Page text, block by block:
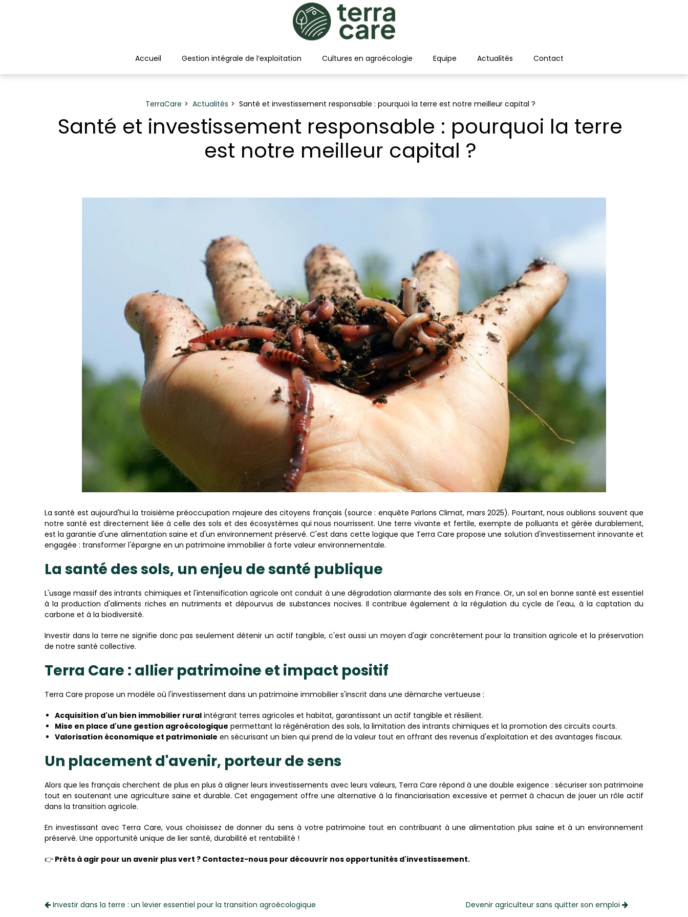
Accueil Gestion intégrale de l’exploitation Cultures en agroécologie Equipe Actualités Contact
TerraCare Actualités Santé et investissement responsable : pourquoi la terre est notre meilleur capital ?
Santé et investissement responsable : pourquoi la terre
est notre meilleur capital ?
La santé est aujourd'hui la troisième préoccupation majeure des citoyens français (source : enquête Parlons Climat, mars 2025). Pourtant, nous oublions souvent que
notre santé est directement liée à celle des sols et des écosystèmes qui nous nourrissent. Une terre vivante et fertile, exempte de polluants et gérée durablement,
est la garantie d'une alimentation saine et d'un environnement préservé. C'est dans cette logique que Terra Care propose une solution d'investissement innovante et
engagée : transformer l'épargne en un patrimoine immobilier à forte valeur environnementale.
La santé des sols, un enjeu de santé publique
L'usage massif des intrants chimiques et l'intensification agricole ont conduit à une dégradation alarmante des sols en France. Or, un sol en bonne santé est essentiel
à la production d'aliments riches en nutriments et dépourvus de substances nocives. Il contribue également à la régulation du cycle de l'eau, à la captation du
carbone et à la biodiversité.
Investir dans la terre ne signifie donc pas seulement détenir un actif tangible, c'est aussi un moyen d'agir concrètement pour la transition agricole et la préservation
de notre santé collective.
Terra Care : allier patrimoine et impact positif
Terra Care propose un modèle où l'investissement dans un patrimoine immobilier s'inscrit dans une démarche vertueuse :
Acquisition d'un bien immobilier rural intégrant terres agricoles et habitat, garantissant un actif tangible et résilient.
Mise en place d'une gestion agroécologique permettant la régénération des sols, la limitation des intrants chimiques et la promotion des circuits courts.
Valorisation économique et patrimoniale en sécurisant un bien qui prend de la valeur tout en offrant des revenus d'exploitation et des avantages fiscaux.
Un placement d'avenir, porteur de sens
Alors que les français cherchent de plus en plus à aligner leurs investissements avec leurs valeurs, Terra Care répond à une double exigence : sécuriser son patrimoine
tout en soutenant une agriculture saine et durable. Cet engagement offre une alternative à la financiarisation excessive et permet à chacun de jouer un rôle actif
dans la transition agricole.
En investissant avec Terra Care, vous choisissez de donner du sens à votre patrimoine tout en contribuant à une alimentation plus saine et à un environnement
préservé. Une opportunité unique de lier santé, durabilité et rentabilité !
👉 Prêts à agir pour un avenir plus vert ? Contactez-nous pour découvrir nos opportunités d'investissement.
Investir dans la terre : un levier essentiel pour la transition agroécologique Devenir agriculteur sans quitter son emploi